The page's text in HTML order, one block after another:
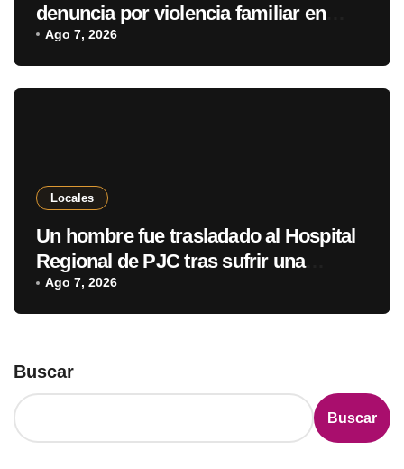
denuncia por violencia familiar en
Pedro Juan Caballero
Ago 7, 2026
Locales
Un hombre fue trasladado al Hospital
Regional de PJC tras sufrir una
descarga eléctrica
Ago 7, 2026
Buscar
Buscar